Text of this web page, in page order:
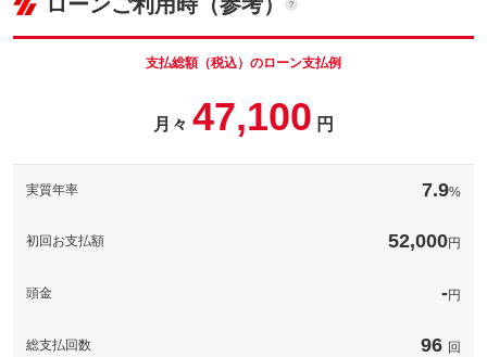
は抽選になることがございます。
性が持続！※表示価格は普通車ＬＬサイズの価格です。他サイズ
の価格については下記の通りです。軽自動車３９，９００円、普
備考
このパックの見積もり依頼（無料）
車両本体価
382
望の機種がある場合、追加費用がかかります。ご了承ください。
支払総額（税込）のローン支払例
月々 47,100 円
実質年率 7.9%
初回お支払額 52,000円
頭金 -円
総支払回数 96 回